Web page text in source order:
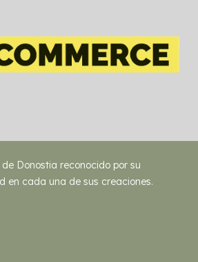
Donostia reconocido por su
en cada una de sus creaciones.